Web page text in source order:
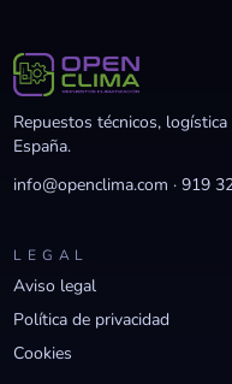
Repuestos técnicos,
España.
info@openclima.com ·919
LEGAL
Aviso legal
Política de privacidad
Cookies